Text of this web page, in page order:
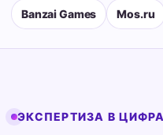
Banzai Games Mos.ru
ЭКСПЕРТИЗА В